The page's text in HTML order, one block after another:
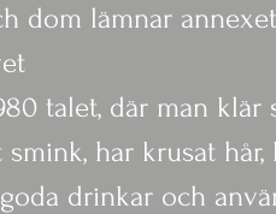
dom lämnar
talet, där man klär
har krusat
drinkar och